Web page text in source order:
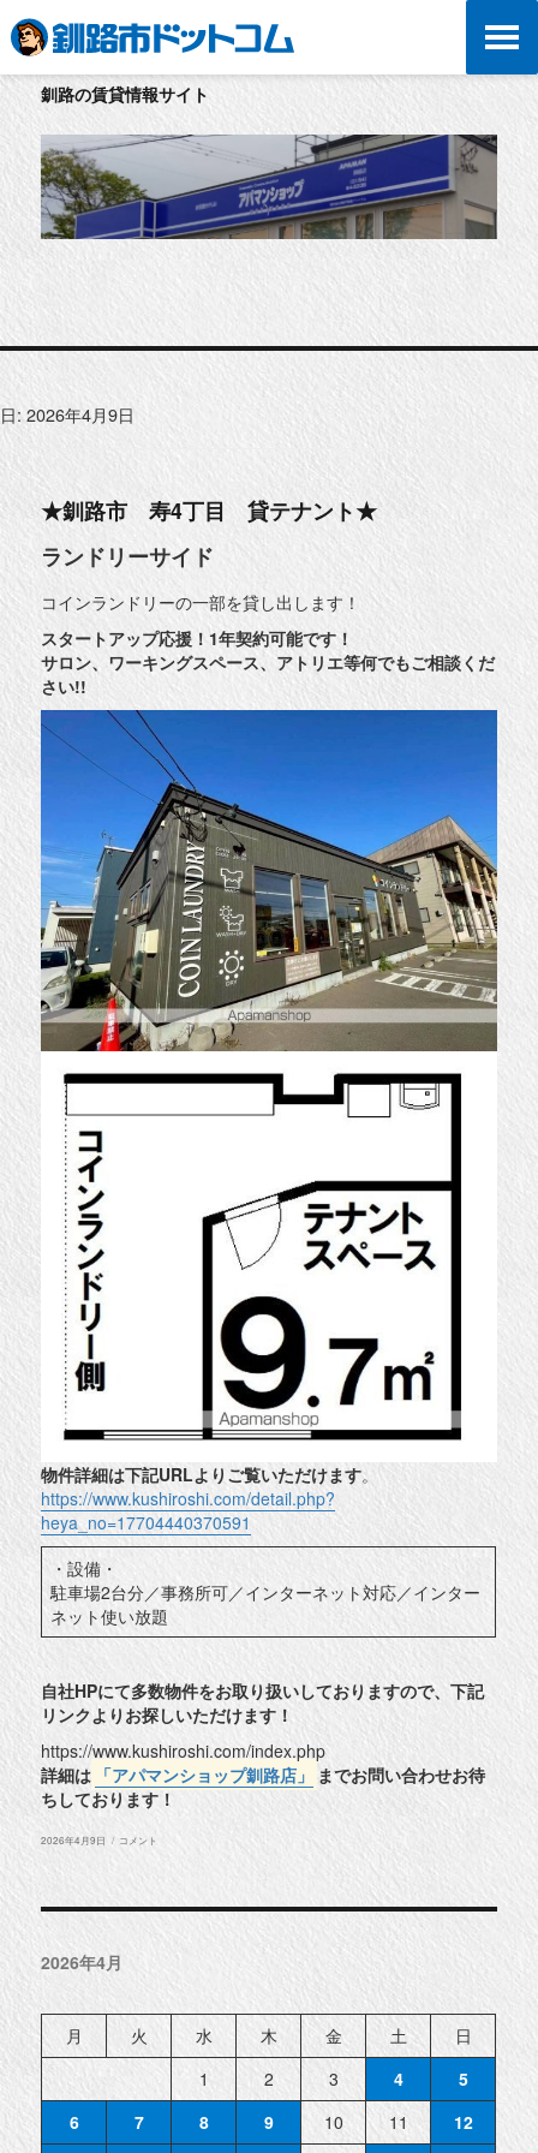
釧路の賃貸情報サイト
日: 2026年4月9日
★釧路市 寿4丁目 貸テナント★
ランドリーサイド
コインランドリーの一部を貸し出します！
スタートアップ応援！1年契約可能です！
サロン、ワーキングスペース、アトリエ等何でもご相談くだ
さい!!
物件詳細は下記URLよりご覧いただけます。
https://www.kushiroshi.com/detail.php?
heya_no=17704440370591
・設備・
駐車場2台分／事務所可／インターネット対応／インター
ネット使い放題
自社HPにて多数物件をお取り扱いしておりますので、下記
リンクよりお探しいただけます！
https://www.kushiroshi.com/index.php
詳細は 「アパマンショップ釧路店」 までお問い合わせお待
ちしております！
投
2026年4月9日
★
★
に
コメント
2026年4月
月 火 水 木 金 土
日
1
2 3 4
5
6
7 8 9 10 11
12